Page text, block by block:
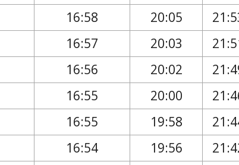
16:58 20:05
16:57 20:03
16:56 20:02
16:55 20:00
16:55 19:58
16:54 19:56